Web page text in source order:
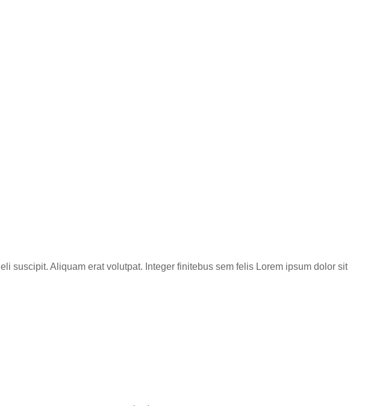
suscipit. Aliquam erat volutpat. Integer finitebus sem felis Lorem ipsum dolor sit